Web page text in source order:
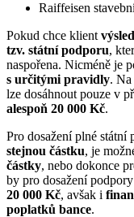
Raiffeisen
Pokud chce klient
tzv. státní podporu,
naspořena. Nicméně je
s určitými pravidly.
lze dosáhnout pouze v
alespoň 20 000 Kč.
Pro dosažení plné státní
stejnou částku, je
částky, nebo dokonce
by pro dosažení
20 000 Kč, avšak i
poplatků bance.